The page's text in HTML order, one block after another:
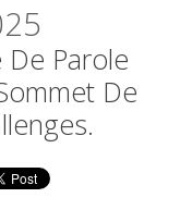
Parole
De